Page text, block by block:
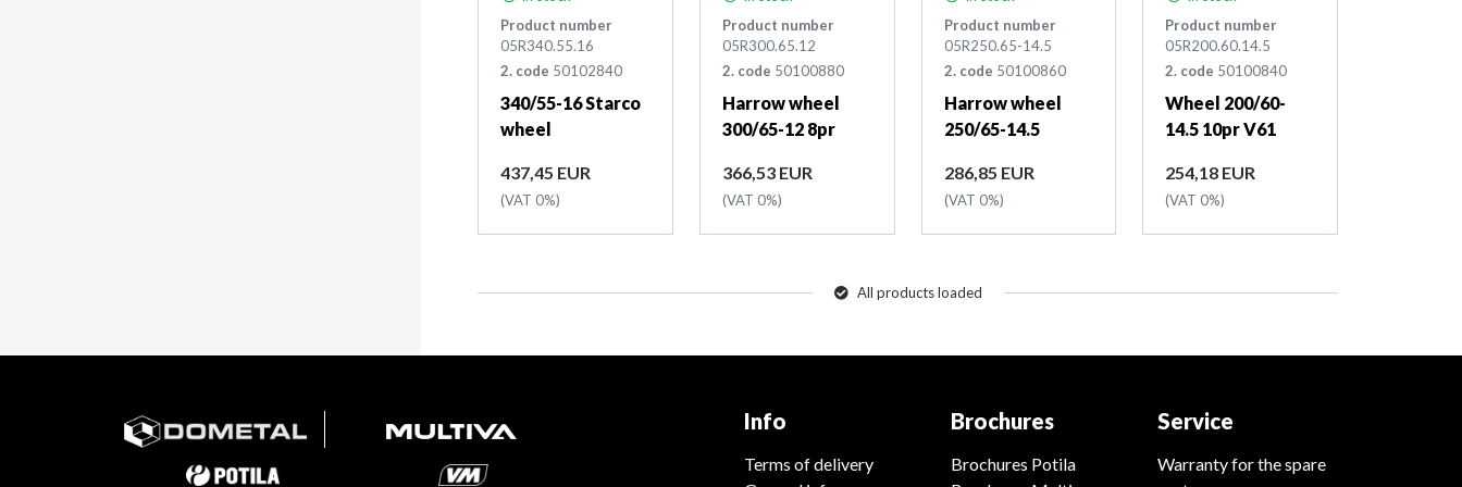
Product number
05R340.55.16
2. code 50102840
340/55-16 Starco
wheel
Price
437,45 EUR
(VAT 0%)
Product number
05R300.65.12
2. code 50100880
Harrow wheel
300/65-12 8pr
Price
366,53 EUR
(VAT 0%)
Product number
05R250.65-14.5
2. code 50100860
Harrow wheel
250/65-14.5
Price
286,85 EUR
(VAT 0%)
Product number
05R200.60.14.5
2. code 50100840
Wheel 200/60-
14.5 10pr V61
Price
254,18 EUR
(VAT 0%)
All products loaded
Info
Terms of delivery
Brochures
Brochures Potila
Service
Warranty for the spare